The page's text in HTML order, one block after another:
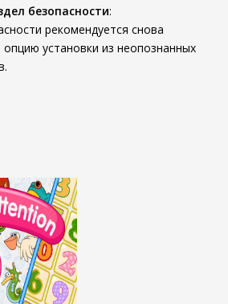
безопасности:
рекомендуется снова
установки из неопознанных